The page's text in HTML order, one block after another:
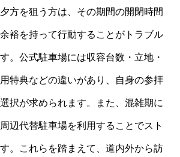
方を狙う方は、その期間の開閉時間
裕を持って行動することがトラブル
。公式駐車場には収容台数・立地・
特典などの違いがあり、自身の参拝
択が求められます。また、混雑期に
辺代替駐車場を利用することでスト
。これらを踏まえて、道内外から訪